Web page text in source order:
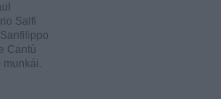
Salfi
Cantù
munkái.